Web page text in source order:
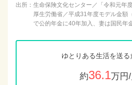
出所： 生命保険文化センター／「令和元年
厚生労働省／平成31年度モデル金額
で公的年金に40年加入、妻は国民年
ゆとりある生活を送る
約36.1万円/